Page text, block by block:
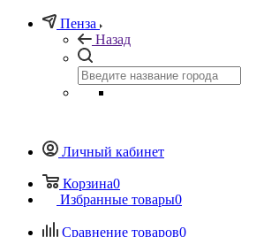
Пенза
Назад
Личный кабинет
Корзина0
Избранные товары0
Сравнение товаров0